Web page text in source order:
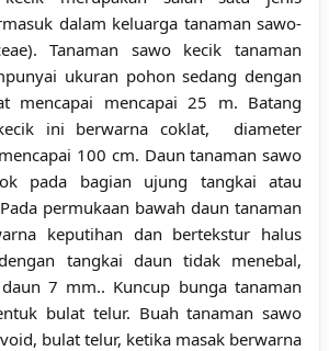
dalam keluarga tanaman sawo-
Tanaman sawo kecik tanaman
ukuran pohon sedang dengan
mencapai mencapai 25 m. Batang
ini berwarna coklat, diameter
100 cm. Daun tanaman sawo
pada bagian ujung tangkai atau
permukaan bawah daun tanaman
keputihan dan bertekstur halus
tangkai daun tidak menebal,
7 mm.. Kuncup bunga tanaman
bulat telur. Buah tanaman sawo
bulat telur, ketika masak berwarna